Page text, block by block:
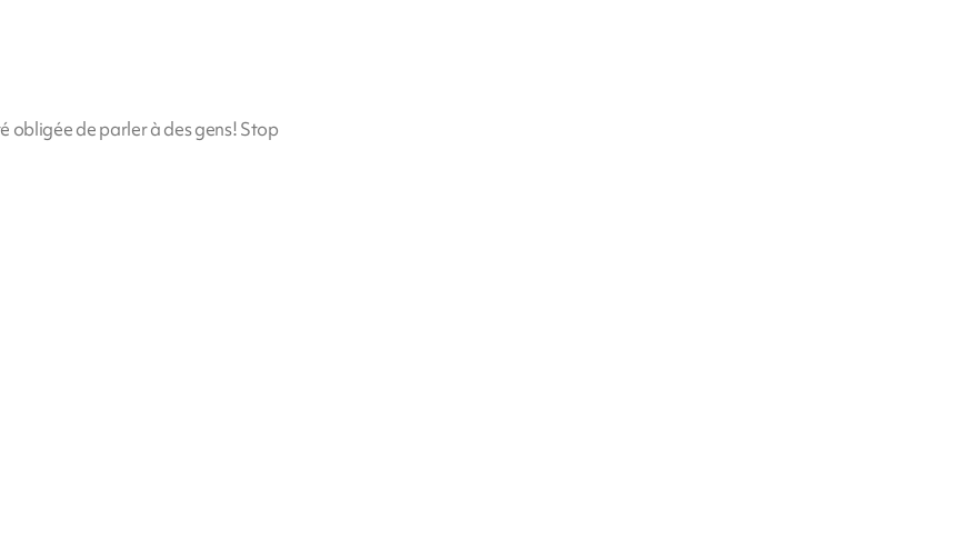
obligée de parler à des gens! Stop